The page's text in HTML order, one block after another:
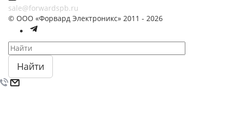
sale@forwardspb.ru
© ООО «Форвард Электроникс» 2011 - 2026
Найти